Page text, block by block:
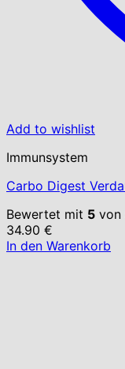
Add to wishlist
Immunsystem
Carbo Digest
Bewertet mit 5 von
34.90 €
In den Warenkorb